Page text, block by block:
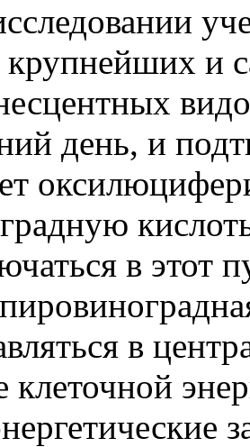
крупнейших и
день, и
в этот
в
клеточной